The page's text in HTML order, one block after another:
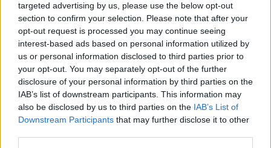
targeted advertising by us, please use the below opt-out
section to confirm your selection. Please note that after your
opt-out request is processed you may continue seeing
interest-based ads based on personal information utilized by
us or personal information disclosed to third parties prior to
your opt-out. You may separately opt-out of the further
disclosure of your personal information by third parties on the
IAB’s list of downstream participants. This information may
also be disclosed by us to third parties on the IAB’s List of
Downstream Participants that may further disclose it to other
simán el lehet képzelni, ahogyan valamilyen
házibuliban táncolnak rá fiatalok, miközben a
refrént ismételgetve mindegyikük arra a
személyre gondol, aki számára az egyetlen
magányt jelenti. Talán aHa élni elfelejtekáll
még a legközelebb a címben belengetett a
road-movie-zárókép-aláfestőzene
kategóriához, azOnly one in motionmeg
hangulatban kissé hasonlít a zenekar egy